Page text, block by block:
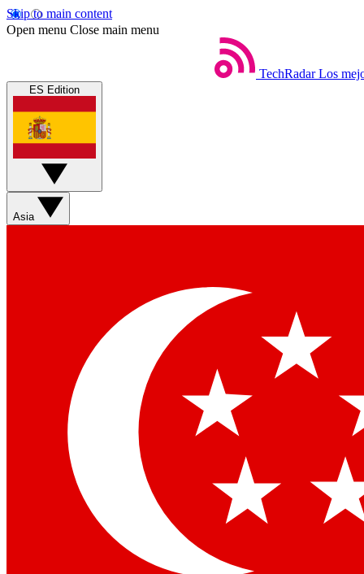
Skip to main content
Open menu Close main menu
TechRadar Los
ES Edition
Asia